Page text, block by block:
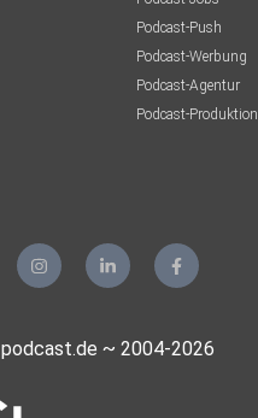
Podcast-Push
Podcast-Werbung
Podcast-Agentur
Podcast-Produktion
podcast.de ~ 2004-2026